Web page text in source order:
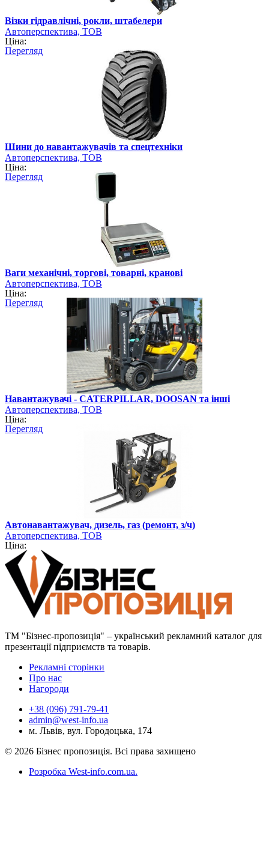
Візки гідравлічні, рокли, штабелери
Автоперспектива, ТОВ
Ціна:
Перегляд
Шини до навантажувачів та спецтехніки
Автоперспектива, ТОВ
Ціна:
Перегляд
Ваги механічні, торгові, товарні, кранові
Автоперспектива, ТОВ
Ціна:
Перегляд
Навантажувачі - CATERPILLAR, DOOSAN та інші
Автоперспектива, ТОВ
Ціна:
Перегляд
Автонавантажувач, дизель, газ (ремонт, з/ч)
Автоперспектива, ТОВ
Ціна:
ТМ "Бізнес-пропозиція" – український рекламний каталог для
презентації підприємств та товарів.
Рекламні сторінки
Про нас
Нагороди
+38 (096) 791-79-41
admin@west-info.ua
м. Львів, вул. Городоцька, 174
© 2026 Бізнес пропозиція. Всі права захищено
Розробка West-info.com.ua.